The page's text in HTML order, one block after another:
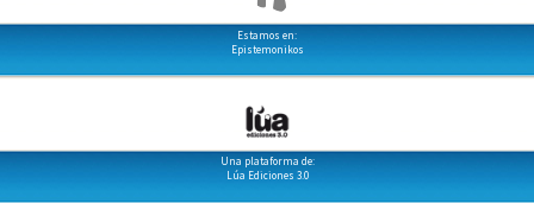
Estamos en:
Epistemonikos
Una plataforma de:
Lúa Ediciones 3.0